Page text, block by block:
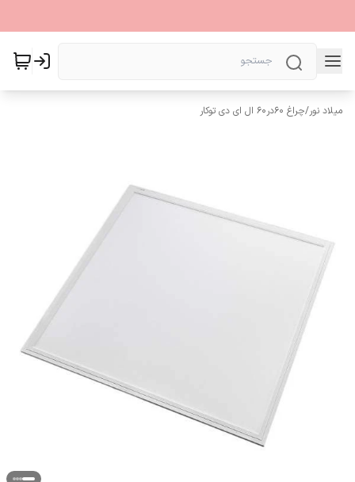
میلاد نور/چراغ 60در60 ال ای دی توکار